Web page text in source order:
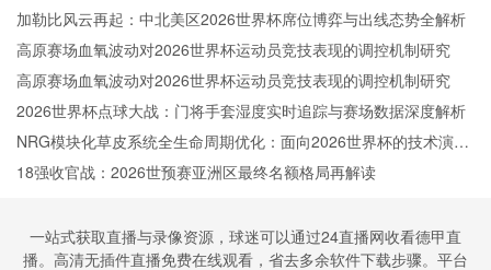
加勒比风云再起：中北美区2026世界杯席位博弈与出线态势全解析
高原赛场血氧波动对2026世界杯运动员竞技表现的调控机制研究
高原赛场血氧波动对2026世界杯运动员竞技表现的调控机制研究
2026世界杯点球大战：门将手套湿度实时追踪与赛场数据深度解析
NRG模块化草皮系统全生命周期优化：面向2026世界杯的技术演进
路径
18强收官战：2026世预赛亚洲区最终名额格局再解读
一站式获取直播与录像资源，球迷可以通过24直播网收看德甲直
播。高清无插件直播免费在线观看，省去多余软件下载步骤。平台